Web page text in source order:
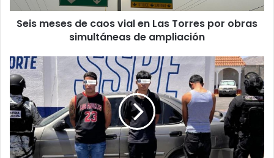
por
obras
ampliación
Seis meses de caos vial en Las Torres por obras
simultáneas de ampliación
Detienen
a
tres
por
secuestro
Ciudad
Juárez;